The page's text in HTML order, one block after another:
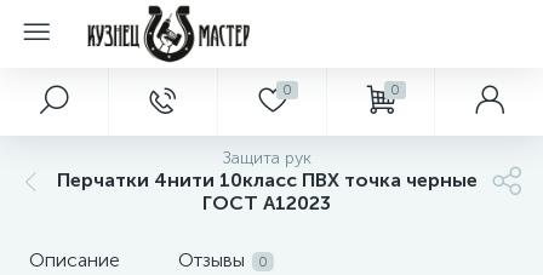
0 0
Защита рук
Перчатки 4нити 10класс ПВХ точка черные
ГОСТ А12023
Описание Отзывы 0